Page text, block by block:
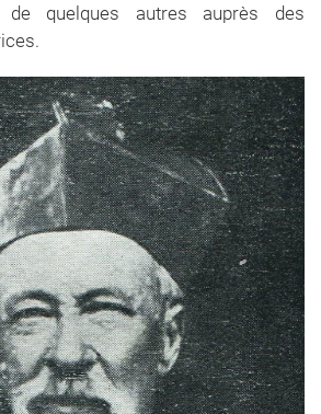
quelques autres auprès des